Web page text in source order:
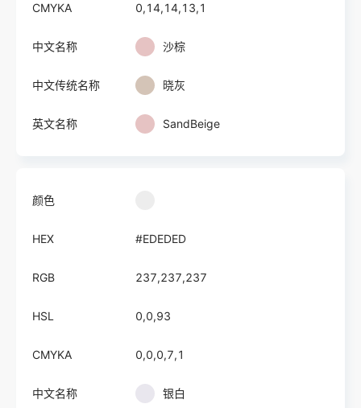
CMYKA 0,14,14,13,1
中文名称 沙棕
中文传统名称 晓灰
英文名称 SandBeige
颜色
HEX #EDEDED
RGB 237,237,237
HSL 0,0,93
CMYKA 0,0,0,7,1
中文名称 银白